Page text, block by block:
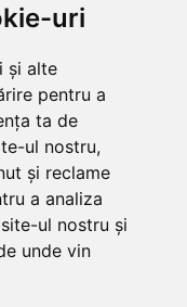
uri
și alte
pentru a
ta de
ul nostru,
și reclame
a analiza
ul nostru și
unde vin
TVA (Codul